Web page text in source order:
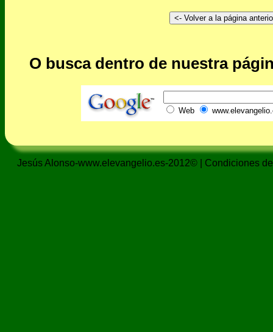
O busca dentro de nuestra
Web
Jesús Alonso-www.elevangelio.es-2012© | Condiciones